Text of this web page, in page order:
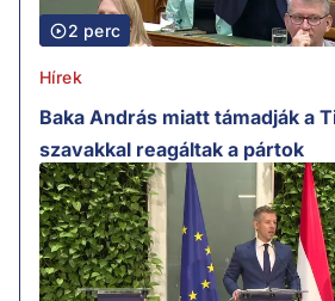
2 perc
Hírek
Baka András miatt támadják a
szavakkal reagáltak a pártok